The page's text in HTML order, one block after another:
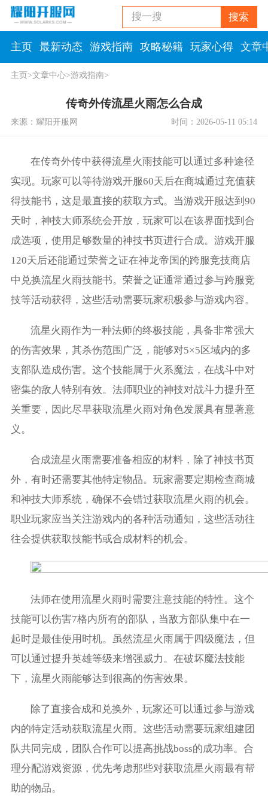
搜一搜 搜索
主页 最新动态 游戏指南 攻略秘籍 玩家心得 文章
主页>文章中心>游戏指南>
传奇外传流星火雨怎么合成
来源：耀阳开服网 时间：2026-05-11 05:14
在传奇外传中获得流星火雨技能可以通过多种途径
实现。玩家可以等待游戏开服60天后在商城通过充值获
得技能书，这是最直接的获取方式。当游戏开服达到90
天时，神技大师系统会开放，玩家可以在该界面找到合
成选项，使用足够数量的神技书页进行合成。游戏开服
120天后还能通过荣誉之证在神龙帝国的跨服竞技商店
中兑换流星火雨技能书。荣誉之证通常通过参与跨服竞
技等活动获得，这些活动需要玩家积极参与游戏内容。
流星火雨作为一种法师的终极技能，具备非常强大
的伤害效果，其杀伤范围广泛，能够对5×5区域内的多
支部队造成伤害。这个技能属于火系魔法，在战斗中对
密集的敌人特别有效。法师职业的神技对战斗力提升至
关重要，因此尽早获取流星火雨对角色发展具有显著意
义。
合成流星火雨需要准备相应的材料，除了神技书页
外，有时还需要其他特定物品。玩家需要定期检查商城
和神技大师系统，确保不会错过获取流星火雨的机会。
职业玩家应当关注游戏内的各种活动通知，这些活动往
往会提供获取技能书或合成材料的机会。
法师在使用流星火雨时需要注意技能的特性。这个
技能可以伤害7格内所有的部队，当敌方部队集中在一
起时是最佳使用时机。虽然流星火雨属于四级魔法，但
可以通过提升英雄等级来增强威力。在破坏魔法技能
下，流星火雨能够达到很高的伤害效果。
除了直接合成和兑换外，玩家还可以通过参与游戏
内的特定活动获取流星火雨。这些活动需要玩家组建团
队共同完成，团队合作可以提高挑战boss的成功率。合
理分配游戏资源，优先考虑那些对获取流星火雨最有帮
助的物品。